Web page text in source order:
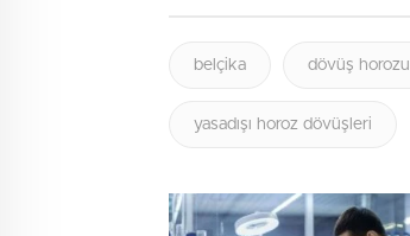
belçika dövüş horozu
yasadışı horoz dövüşleri